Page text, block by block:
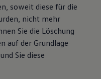
soweit diese für die
nicht mehr
Sie die Löschung
auf der Grundlage
Sie diese